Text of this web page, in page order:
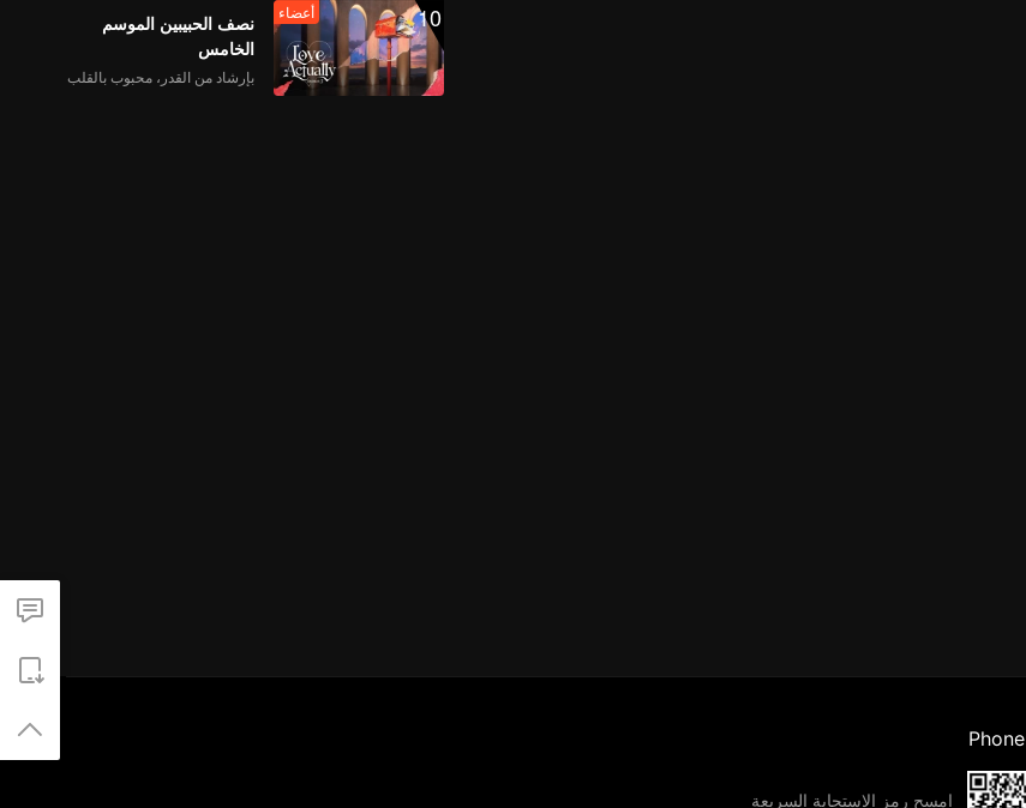
10 أعضاء
نصف الحبيبين الموسم
الخامس
بإرشاد من القدر، محبوب بالقلب
Phone
امسح رمز الاستجابة السريعة